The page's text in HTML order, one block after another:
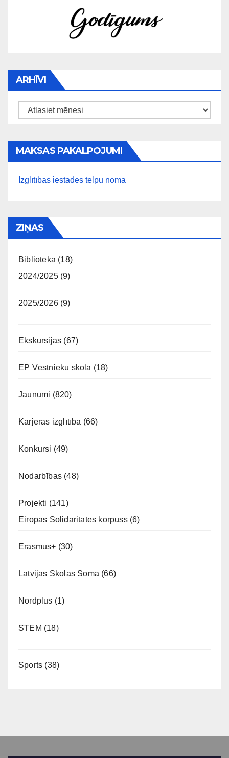
ARHĪVI
Arhīvi
MAKSAS PAKALPOJUMI
Izglītības iestādes telpu noma
ZIŅAS
Bibliotēka (18)
2024/2025(9)
2025/2026(9)
Ekskursijas (67)
EP Vēstnieku skola (18)
Jaunumi (820)
Karjeras izglītība (66)
Konkursi (49)
Nodarbības (48)
Projekti (141)
Eiropas Solidaritātes korpuss(6)
Erasmus+ (30)
Latvijas Skolas Soma (66)
Nordplus (1)
STEM (18)
Sports (38)